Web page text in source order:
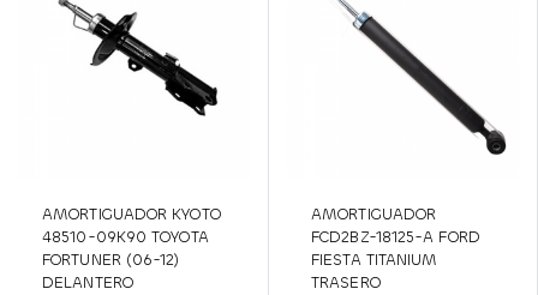
AMORTIGUADOR KYOTO
48510-09K90 TOYOTA
FORTUNER (06-12)
DELANTERO
AMORTIGUADOR
FCD2BZ-18125-A FORD
FIESTA TITANIUM
TRASERO